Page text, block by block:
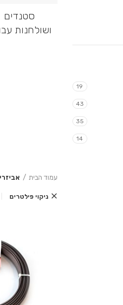
19
43
35
14
סטנדים
ושולחנות
עמוד הבית
ניקוי פילטרים